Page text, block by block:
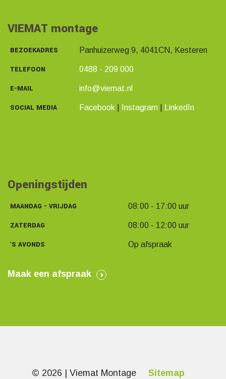
VIEMAT montage
BEZOEKADRES Panhuizerweg 9, 4041CN, Kesteren
TELEFOON 0488 - 209 000
E-MAIL info@viemat.nl
SOCIAL MEDIA Facebook| Instagram| LinkedIn
Openingstijden
MAANDAG - VRIJDAG 08:00 - 17:00 uur
ZATERDAG 08:00 - 12:00 uur
'S AVONDS Op afspraak
Maak een afspraak
© 2026 | Viemat Montage
Sitemap